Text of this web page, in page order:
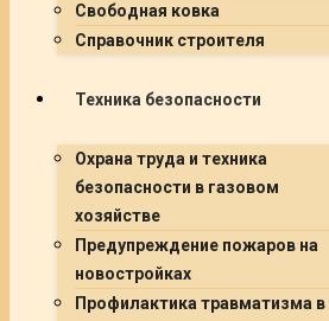
Свободная ковка
Справочник строителя
Техника безопасности
Охрана труда и техника
безопасности в газовом
хозяйстве
Предупреждение пожаров на
новостройках
Профилактика травматизма в